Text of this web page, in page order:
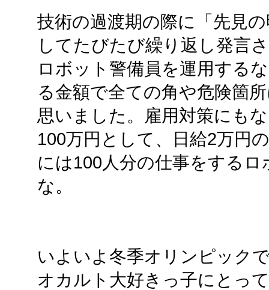
技術の過渡期の際に「先見
してたびたび繰り返し発言
ロボット警備員を運用する
る金額で全ての角や危険箇
思いました。雇用対策にも
100万円として、日給2万円
には100人分の仕事をする
な。
いよいよ冬季オリンピック
オカルト大好きっ子にとっ